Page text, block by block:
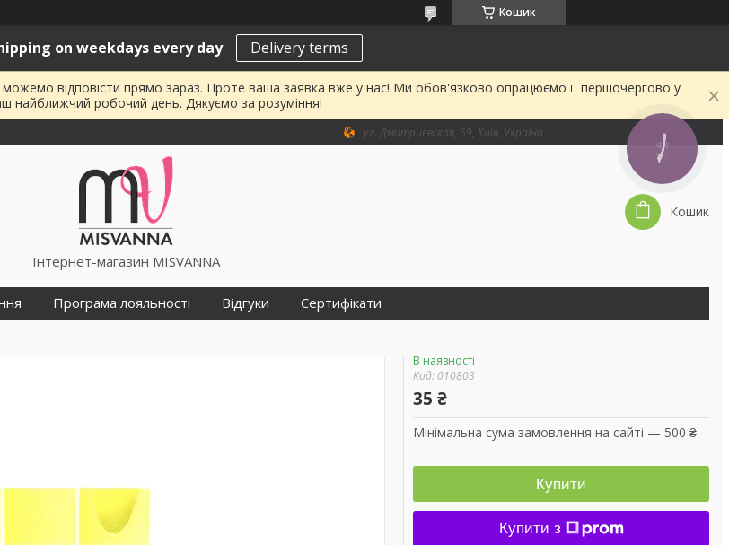
Кошик
on weekdays every day Delivery terms
можемо відповісти прямо зараз. Проте ваша заявка вже у нас! Ми обов'язково опрацюємо її першочергово у
найближчий робочий день. Дякуємо за розуміння!
ул. Дмитриевская, 69, Київ, Україна
Інтернет-магазин MISVANNA
Кошик
Програма лояльності Відгуки Сертифікати
В наявності
Код: 010803
35 ₴
Мінімальна сума замовлення на сайті — 500 ₴
Купити
Купити з
КНОПКА
ЗВ'ЯЗКУ